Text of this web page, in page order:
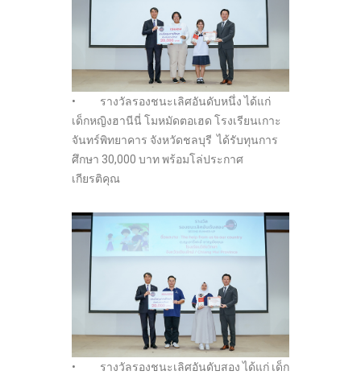
• รางวัลรองชนะเลิศอันดับหนึ่ง ได้แก่
เด็กหญิงฮานีนี่ โมหมัดตอเฮด โรงเรียนเกาะ
จันทร์พิทยาคาร จังหวัดชลบุรี ได้รับทุนการ
ศึกษา 30,000 บาท พร้อมโล่ประกาศ
เกียรติคุณ
• รางวัลรองชนะเลิศอันดับสอง ได้แก่ เด็ก